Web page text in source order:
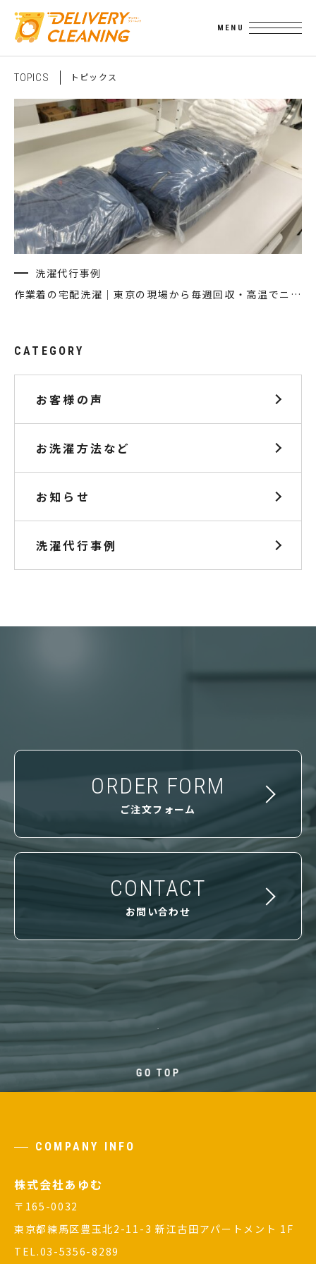
TOPICS ト ピッ ク ス
洗濯代行事例
作業着の宅配洗濯｜東京の現場から毎週回収・高温でニオイ除去
CATEGORY
お客様の声
お洗濯方法など
お知らせ
洗濯代行事例
ORDER FORM
ご注文フォーム
CONTACT
お問い合わせ
GO TOP
COMPANY INFO
株式会社あゆむ
〒165-0032
東京都練馬区豊玉北2-11-3 新江古田アパートメント 1F
TEL.03-5356-8289